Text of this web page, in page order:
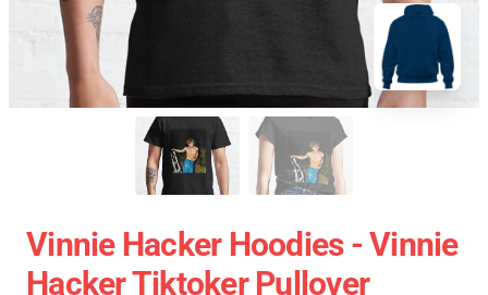
Vinnie Hacker Hoodies - Vinnie
Hacker Tiktoker Pullover